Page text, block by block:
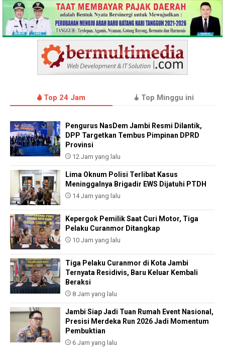
Top 24 Jam Top Minggu ini
Pengurus NasDem Jambi Resmi Dilantik,
DPP Targetkan Tembus Pimpinan DPRD
Provinsi
12 Jam yang lalu
Lima Oknum Polisi Terlibat Kasus
Meninggalnya Brigadir EWS Dijatuhi PTDH
14 Jam yang lalu
Kepergok Pemilik Saat Curi Motor, Tiga
Pelaku Curanmor Ditangkap
10 Jam yang lalu
Tiga Pelaku Curanmor di Kota Jambi
Ternyata Residivis, Baru Keluar Kembali
Beraksi
8 Jam yang lalu
Jambi Siap Jadi Tuan Rumah Event Nasional,
Presisi Merdeka Run 2026 Jadi Momentum
Pembuktian
6 Jam yang lalu